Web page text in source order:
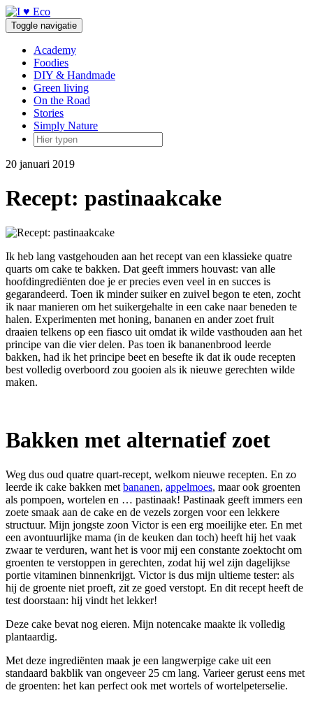
Doorgaan
naar
inhoud
Toggle navigatie
Academy
Foodies
DIY & Handmade
Green living
On the Road
Stories
Simply Nature
20 januari 2019
Recept: pastinaakcake
Ik heb lang vastgehouden aan het recept van een klassieke quatre
quarts om cake te bakken. Dat geeft immers houvast: van alle
hoofdingrediënten doe je er precies even veel in en succes is
gegarandeerd. Toen ik minder suiker en zuivel begon te eten, zocht
ik naar manieren om het suikergehalte in een cake naar beneden te
halen. Experimenten met honing, bananen en ander zoet fruit
draaien telkens op een fiasco uit omdat ik wilde vasthouden aan het
principe van die vier delen. Pas toen ik bananenbrood leerde
bakken, had ik het principe beet en besefte ik dat ik oude recepten
best volledig overboord zou gooien als ik nieuwe gerechten wilde
maken.
Bakken met alternatief zoet
Weg dus oud quatre quart-recept, welkom nieuwe recepten. En zo
leerde ik cake bakken met bananen, appelmoes, maar ook groenten
als pompoen, wortelen en … pastinaak! Pastinaak geeft immers een
zoete smaak aan de cake en de vezels zorgen voor een lekkere
structuur. Mijn jongste zoon Victor is een erg moeilijke eter. En met
een avontuurlijke mama (in de keuken dan toch) heeft hij het vaak
zwaar te verduren, want het is voor mij een constante zoektocht om
groenten te verstoppen in gerechten, zodat hij wel zijn dagelijkse
portie vitaminen binnenkrijgt. Victor is dus mijn ultieme tester: als
hij de groente niet proeft, zit ze goed verstopt. En dit recept heeft de
test doorstaan: hij vindt het lekker!
Deze cake bevat nog eieren. Mijn notencake maakte ik volledig
plantaardig.
Met deze ingrediënten maak je een langwerpige cake uit een
standaard bakblik van ongeveer 25 cm lang. Varieer gerust eens met
de groenten: het kan perfect ook met wortels of wortelpeterselie.